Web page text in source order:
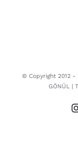
© Copyright 2012 -
GÖNÜL
|